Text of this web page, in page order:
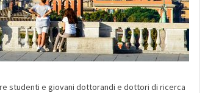
studenti e giovani dottorandi e dottori di ricerca